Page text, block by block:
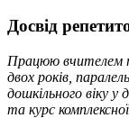
Досвід
Працюю вчителем
двох років,
дошкільного віку
та курс